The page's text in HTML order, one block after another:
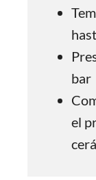
bar
el